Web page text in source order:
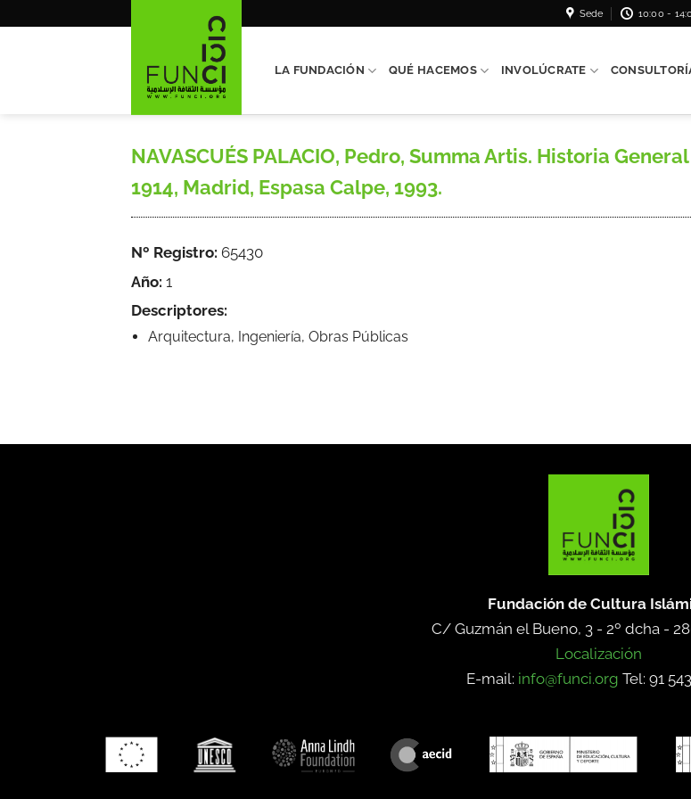
Sede 10:00 -
LA FUNDACIÓN QUÉ HACEMOS INVOLÚCRATE
NAVASCUÉS PALACIO, Pedro, Summa Artis. Historia
1914, Madrid, Espasa Calpe, 1993.
Nº Registro: 65430
Año: 1
Descriptores:
Arquitectura, Ingeniería, Obras Públicas
Fundación de Cultura
C/ Guzmán el Bueno, 3 - 2º dcha -
Localización
E-mail: info@funci.org Tel: 91